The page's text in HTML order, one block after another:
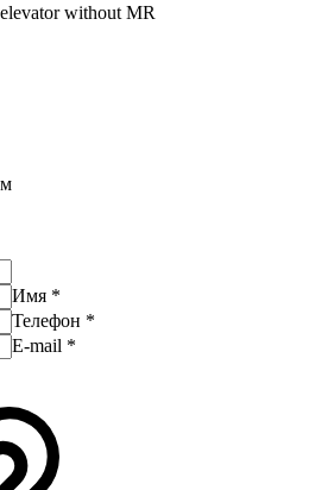
without MR
Имя *
Телефон *
E-mail *